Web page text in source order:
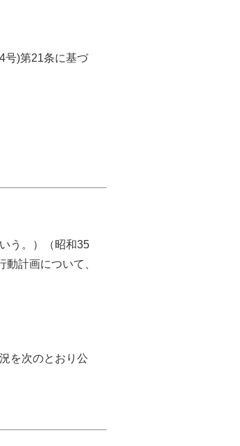
号)第21条に基づ
う。）（昭和35
計画について、
を次のとおり公